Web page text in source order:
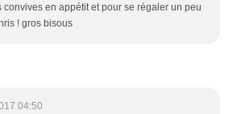
convives en appétit et pour se régaler un peu
! gros bisous
04:50